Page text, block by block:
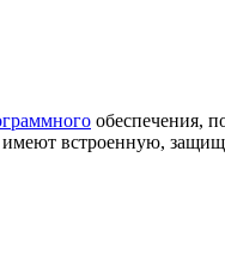
обеспечения,
имеют встроенную,